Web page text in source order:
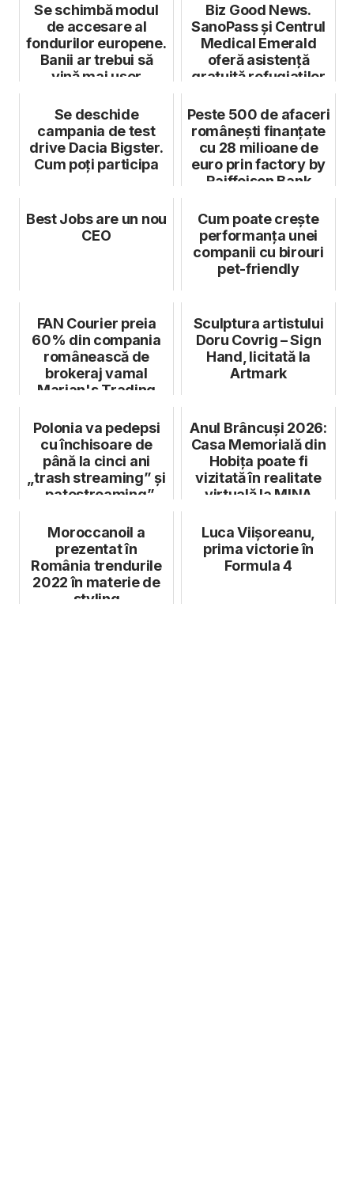
Se schimbă modul
de accesare al
fondurilor europene.
Banii ar trebui să
vină mai ușor
Biz Good News.
SanoPass și Centrul
Medical Emerald
oferă asistență
gratuită refugiaților
Se deschide
campania de test
drive Dacia Bigster.
Cum poți participa
Peste 500 de afaceri
românești finanțate
cu 28 milioane de
euro prin factory by
Raiffeisen Bank
Best Jobs are un nou
CEO
Cum poate crește
performanța unei
companii cu birouri
pet-friendly
FAN Courier preia
60% din compania
românească de
brokeraj vamal
Marian's Trading
Sculptura artistului
Doru Covrig – Sign
Hand, licitată la
Artmark
Polonia va pedepsi
cu închisoare de
până la cinci ani
„trash streaming” și
„patostreaming”
Anul Brâncuși 2026:
Casa Memorială din
Hobița poate fi
vizitată în realitate
virtuală la MINA
Moroccanoil a
prezentat în
România trendurile
2022 în materie de
styling
Luca Viișoreanu,
prima victorie în
Formula 4